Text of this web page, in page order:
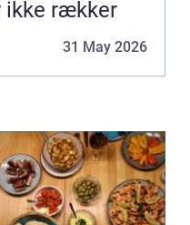
ikke rækker
31 May 2026